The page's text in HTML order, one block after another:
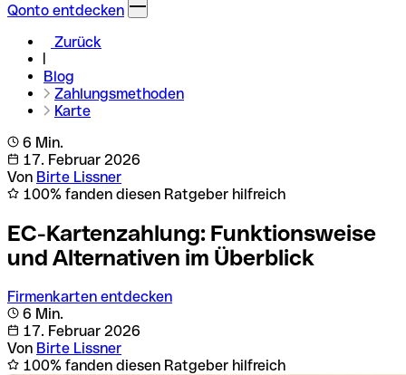
Qonto entdecken
Zurück
Blog
Zahlungsmethoden
Karte
6 Min.
17. Februar 2026
Von Birte Lissner
100% fanden diesen Ratgeber hilfreich
EC-Kartenzahlung: Funktionsweise
und Alternativen im Überblick
Firmenkarten entdecken
6 Min.
17. Februar 2026
Von Birte Lissner
100% fanden diesen Ratgeber hilfreich